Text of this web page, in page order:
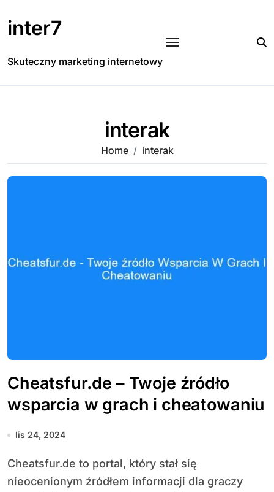
to
content
inter7
Skuteczny marketing internetowy
interak
Home interak
Cheatsfur.de – Twoje źródło
wsparcia w grach i cheatowaniu
lis 24, 2024
Cheatsfur.de to portal, który stał się
nieocenionym źródłem informacji dla graczy